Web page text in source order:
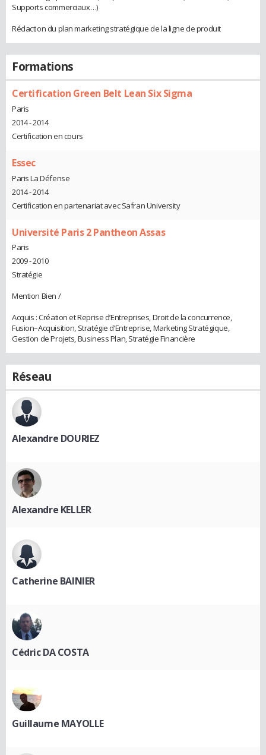
Supports commerciaux…)
Rédaction du plan marketing stratégique de la ligne de produit
Formations
Certification Green Belt Lean Six Sigma
Paris
2014 - 2014
Certification en cours
Essec
Paris La Défense
2014 - 2014
Certification en partenariat avec Safran University
Université Paris 2 Pantheon Assas
Paris
2009 - 2010
Stratégie
Mention Bien /
Acquis : Création et Reprise d’Entreprises, Droit de la concurrence,
Fusion–Acquisition, Stratégie d’Entreprise, Marketing Stratégique,
Gestion de Projets, Business Plan, Stratégie Financière
Réseau
Alexandre DOURIEZ
Alexandre KELLER
Catherine BAINIER
Cédric DA COSTA
Guillaume MAYOLLE